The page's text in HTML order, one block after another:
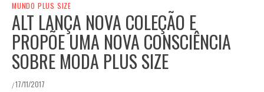
MUNDO PLUS SIZE
ALT LANÇA NOVA COLEÇÃO E
PROPÕE UMA NOVA CONSCIÊNCIA
SOBRE MODA PLUS SIZE
/17/11/2017